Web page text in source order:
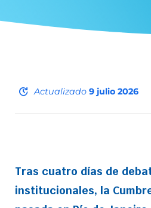
update Actualizado 9 julio 2026
Tras cuatro días de
institucionales, la